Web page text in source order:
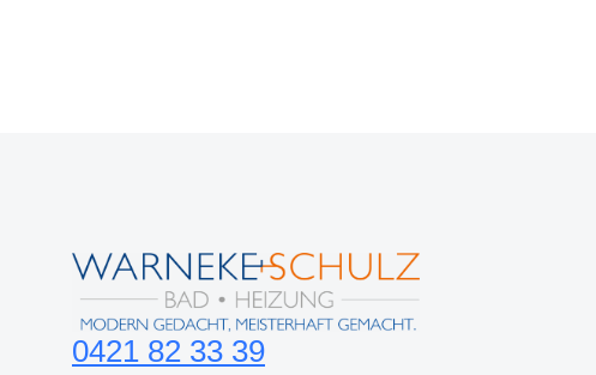
0421 82 33 39